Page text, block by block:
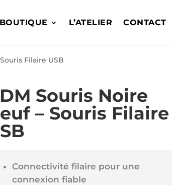
L’ATELIER CONTACT
Filaire USB
Souris Noire
– Souris Filaire
Connectivité filaire pour une
connexion fiable